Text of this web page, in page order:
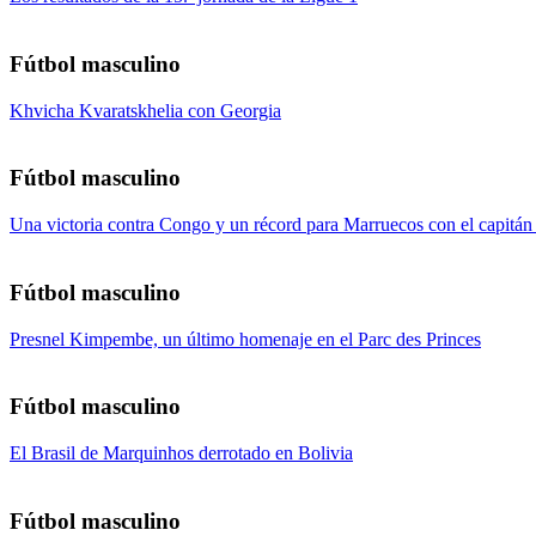
Fútbol masculino
Khvicha Kvaratskhelia con Georgia
Fútbol masculino
Una victoria contra Congo y un récord para Marruecos con el
Fútbol masculino
Presnel Kimpembe, un último homenaje en el Parc des Princes
Fútbol masculino
El Brasil de Marquinhos derrotado en Bolivia
Fútbol masculino